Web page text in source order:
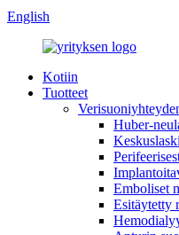
English
Kotiin
Tuotteet
Huber-
Emboliset
Esitäytetty